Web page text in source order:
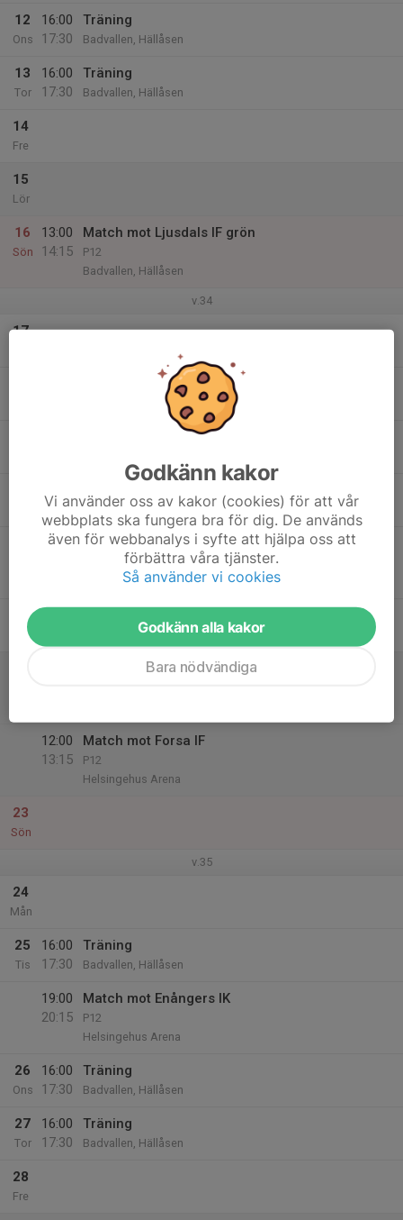
12
Ons
16:00
17:30
Träning
Badvallen, Hällåsen
13
Tor
16:00
17:30
Träning
Badvallen, Hällåsen
14
Fre
15
Lör
16
Sön
13:00
14:15
Match mot Ljusdals IF grön
P12
Badvallen, Hällåsen
v.34
17
Badvallen, Hällåsen
17:30
Badvallen, Hällåsen
19:00
Match mot Bollnäs GIF FF Vit
Sävstaås IP
21
Fre
Match mot Forsa IF
12:00
13:15
Match mot Forsa IF
P12
Helsingehus Arena
23
Sön
v.35
24
Mån
25
Tis
16:00
17:30
Träning
Badvallen, Hällåsen
19:00
20:15
Match mot Enångers IK
P12
Helsingehus Arena
26
Ons
16:00
17:30
Träning
Badvallen, Hällåsen
27
Tor
16:00
17:30
Träning
Badvallen, Hällåsen
28
Fre
Godkänn kakor
Vi använder oss av kakor (cookies) för att vår
webbplats ska fungera bra för dig. De används
även för webbanalys i syfte att hjälpa oss att
förbättra våra tjänster.
Så använder vi cookies
Godkänn alla kakor
Bara nödvändiga